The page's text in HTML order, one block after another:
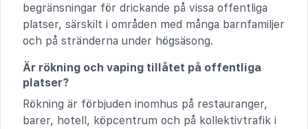
begränsningar för drickande på vissa offentliga
platser, särskilt i områden med många barnfamiljer
och på stränderna under högsäsong.
Är rökning och vaping tillåtet på offentliga
platser?
Rökning är förbjuden inomhus på restauranger,
barer, hotell, köpcentrum och på kollektivtrafik i